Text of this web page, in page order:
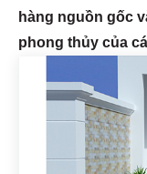
hàng nguồn gốc
phong thủy của